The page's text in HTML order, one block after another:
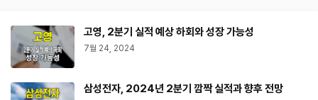
고영, 2분기 실적 예상 하회와 성장 가능성
7월 24, 2024
삼성전자, 2024년 2분기 깜짝 실적과 향후 전망